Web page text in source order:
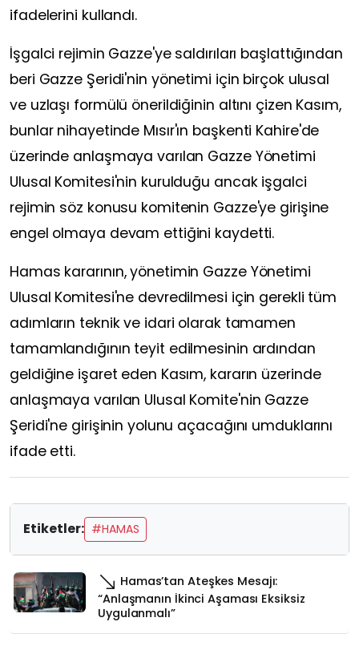
ifadelerini kullandı.
İşgalci rejimin Gazze'ye saldırıları başlattığından
beri Gazze Şeridi'nin yönetimi için birçok ulusal
ve uzlaşı formülü önerildiğinin altını çizen Kasım,
bunlar nihayetinde Mısır'ın başkenti Kahire'de
üzerinde anlaşmaya varılan Gazze Yönetimi
Ulusal Komitesi'nin kurulduğu ancak işgalci
rejimin söz konusu komitenin Gazze'ye girişine
engel olmaya devam ettiğini kaydetti.
Hamas kararının, yönetimin Gazze Yönetimi
Ulusal Komitesi'ne devredilmesi için gerekli tüm
adımların teknik ve idari olarak tamamen
tamamlandığının teyit edilmesinin ardından
geldiğine işaret eden Kasım, kararın üzerinde
anlaşmaya varılan Ulusal Komite'nin Gazze
Şeridi'ne girişinin yolunu açacağını umduklarını
ifade etti.
Etiketler: #HAMAS
Hamas’tan Ateşkes Mesajı:
“Anlaşmanın İkinci Aşaması Eksiksiz
Uygulanmalı”